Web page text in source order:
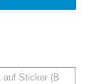
auf Sticker (B